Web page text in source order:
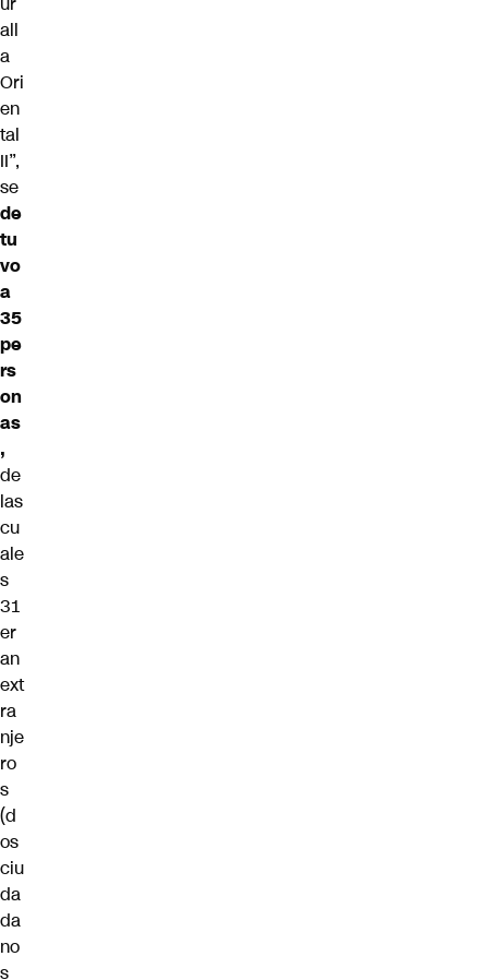
all
a
Ori
en
tal
II”,
se
de
tu
vo
a
35
pe
rs
on
as
,
de
las
cu
ale
s
31
er
an
ext
ra
nje
ro
s
(d
os
ciu
da
da
no
s